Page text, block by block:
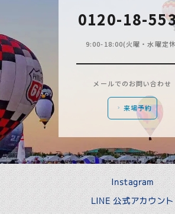
0120-18-
9:00-18:00(火曜・水曜定
メールでのお問い合わせ
来場予約
Instagram
LINE 公式アカウント